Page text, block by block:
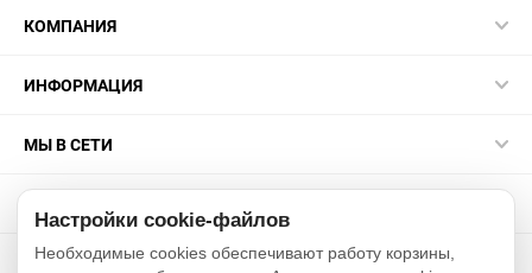
КОМПАНИЯ
ИНФОРМАЦИЯ
МЫ В СЕТИ
2015-2026 sakurarussia.ru
Настройки cookie-файлов
Необходимые cookies обеспечивают работу корзины,